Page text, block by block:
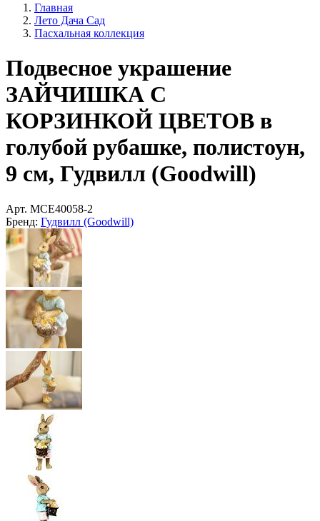
Главная
Лето Дача Сад
Пасхальная коллекция
Подвесное украшение
ЗАЙЧИШКА С
КОРЗИНКОЙ ЦВЕТОВ в
голубой рубашке, полистоун,
9 см, Гудвилл (Goodwill)
Арт. MCE40058-2
Бренд: Гудвилл (Goodwill)